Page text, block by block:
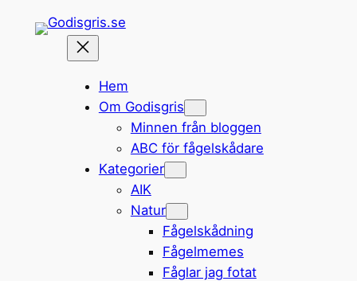
Hem
Om Godisgris
Minnen från bloggen
ABC för fågelskådare
Kategorier
AIK
Natur
Fågelskådning
Fågelmemes
Fåglar jag fotat